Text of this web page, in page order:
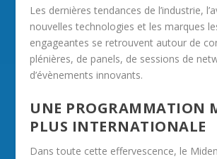
Les dernières tendances de l’industrie,
nouvelles technologies et les marques
engageantes se retrouvent autour de
plénières, de panels, de sessions de
d’évènements innovants.
UNE PROGRAMMATION
PLUS INTERNATIONALE
Dans toute cette effervescence, le